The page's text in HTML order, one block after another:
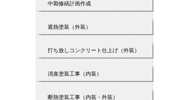
中期修繕計画作成
遮熱塗装（外装）
打ち放しコンクリート仕上げ（外装）
消臭塗装工事（内装）
断熱塗装工事（内装・外装）